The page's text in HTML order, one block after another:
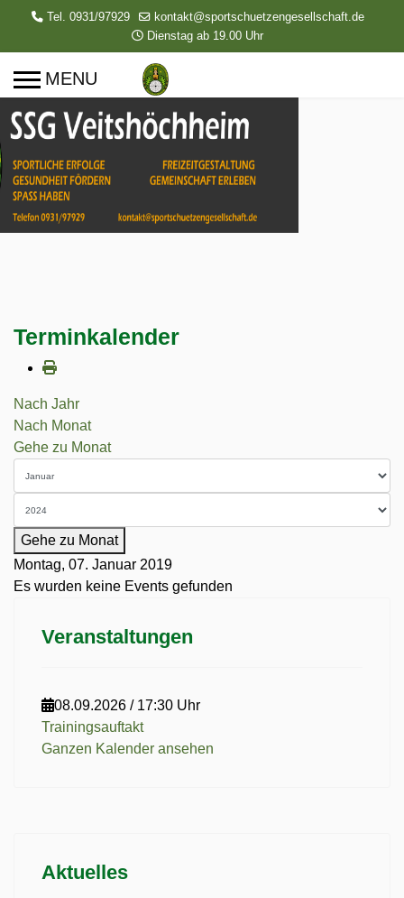
Tel. 0931/97929
kontakt@sportschuetzengesellschaft.de
Dienstag ab 19.00 Uhr
Terminkalender
Nach Jahr
Nach Monat
Gehe zu Monat
Gehe zu Monat
Montag, 07. Januar 2019
Es wurden keine Events gefunden
Veranstaltungen
08.09.2026 / 17:30 Uhr
Trainingsauftakt
Ganzen Kalender ansehen
Aktuelles